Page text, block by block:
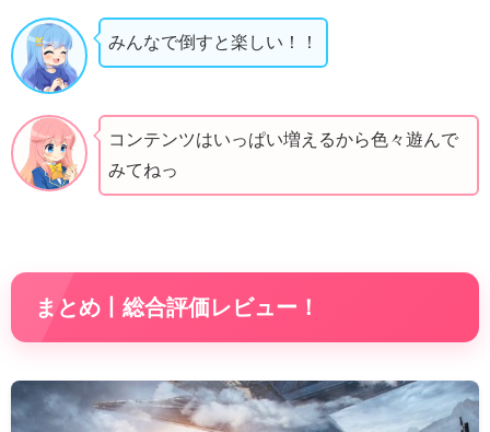
みんなで倒すと楽しい！！
コンテンツはいっぱい増えるから色々遊んで
みてねっ
まとめ丨総合評価レビュー！